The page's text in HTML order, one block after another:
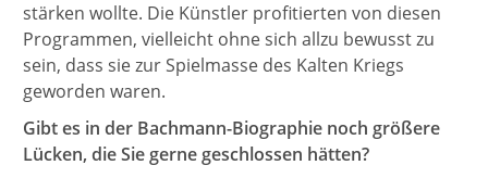
stärken wollte. Die Künstler profitierten von diesen
Programmen, vielleicht ohne sich allzu bewusst zu
sein, dass sie zur Spielmasse des Kalten Kriegs
geworden waren.
Gibt es in der Bachmann-Biographie noch größere
Lücken, die Sie gerne geschlossen hätten?